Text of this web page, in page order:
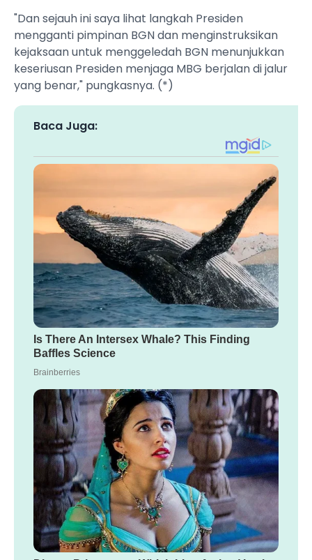
"Dan sejauh ini saya lihat langkah Presiden
mengganti pimpinan BGN dan menginstruksikan
kejaksaan untuk menggeledah BGN menunjukkan
keseriusan Presiden menjaga MBG berjalan di jalur
yang benar," pungkasnya. (*)
Baca Juga: